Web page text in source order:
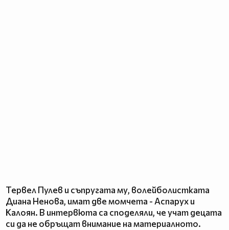
Тервел Пулев и съпругата му, волейболистката
Диана Ненова, имат две момчета - Аспарух и
Калоян. В интервюта са споделяли, че учат децата
си да не обръщат внимание на материалното.